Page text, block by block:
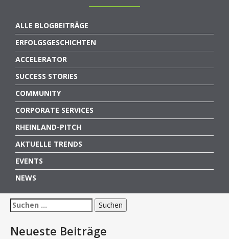
ALLE BLOGBEITRÄGE
ERFOLGSGESCHICHTEN
ACCELERATOR
SUCCESS STORIES
COMMUNITY
CORPORATE SERVICES
RHEINLAND-PITCH
AKTUELLE TRENDS
EVENTS
NEWS
Suchen
nach:
Neueste Beiträge